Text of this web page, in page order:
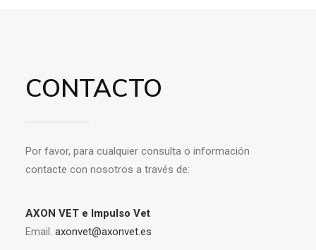
CONTACTO
Por favor, para cualquier consulta o información
contacte con nosotros a través de:
AXON VET e Impulso Vet
Email. axonvet@axonvet.es